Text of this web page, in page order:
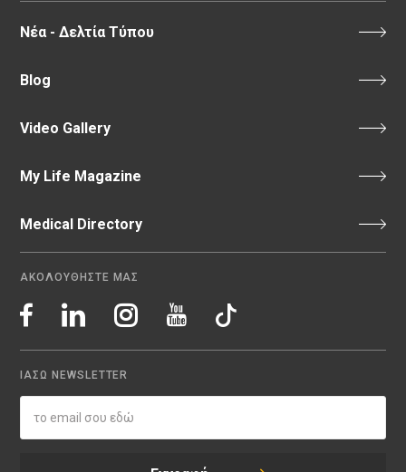
Νέα - Δελτία Τύπου
Blog
Video Gallery
My Life Magazine
Medical Directory
ΑΚΟΛΟΥΘΗΣΤΕ ΜΑΣ
ΙΑΣΩ NEWSLETTER